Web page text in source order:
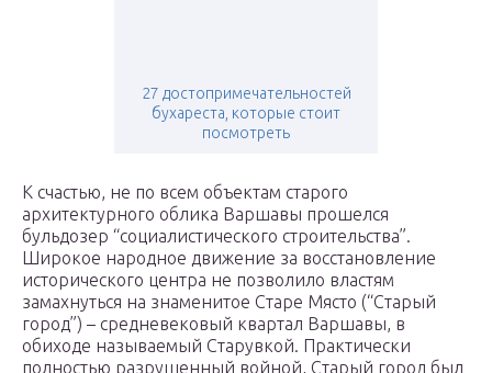
27 достопримечательностей
бухареста, которые стоит
посмотреть
К счастью, не по всем объектам старого
архитектурного облика Варшавы прошелся
бульдозер “социалистического строительства”.
Широкое народное движение за восстановление
исторического центра не позволило властям
замахнуться на знаменитое Старе Място (“Старый
город”) – средневековый квартал Варшавы, в
обиходе называемый Старувкой. Практически
полностью разрушенный войной, Старый город был